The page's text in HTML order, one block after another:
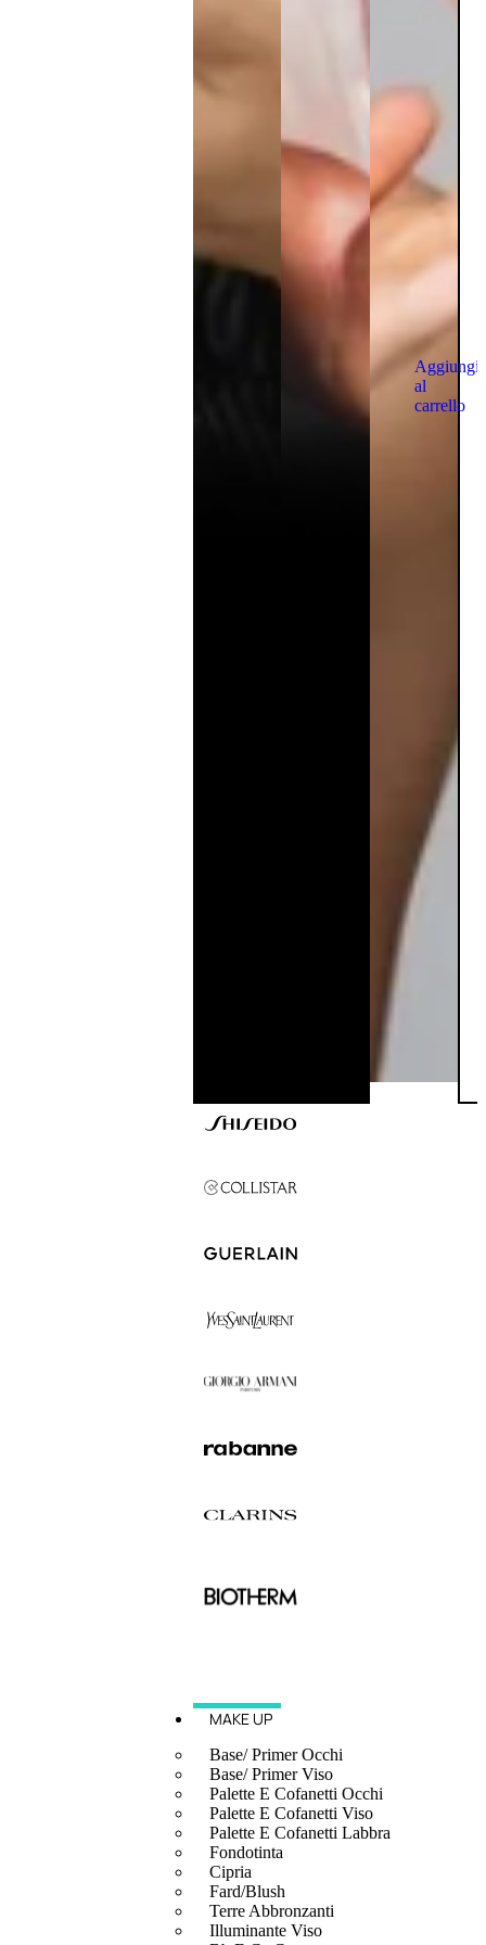
Aggiungi
al
carrello
MAKE UP
Base/ Primer Occhi
Base/ Primer Viso
Palette E Cofanetti Occhi
Palette E Cofanetti Viso
Palette E Cofanetti Labbra
Fondotinta
Cipria
Fard/Blush
Terre Abbronzanti
Illuminante Viso